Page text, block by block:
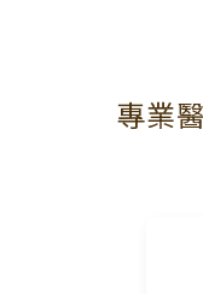
專業